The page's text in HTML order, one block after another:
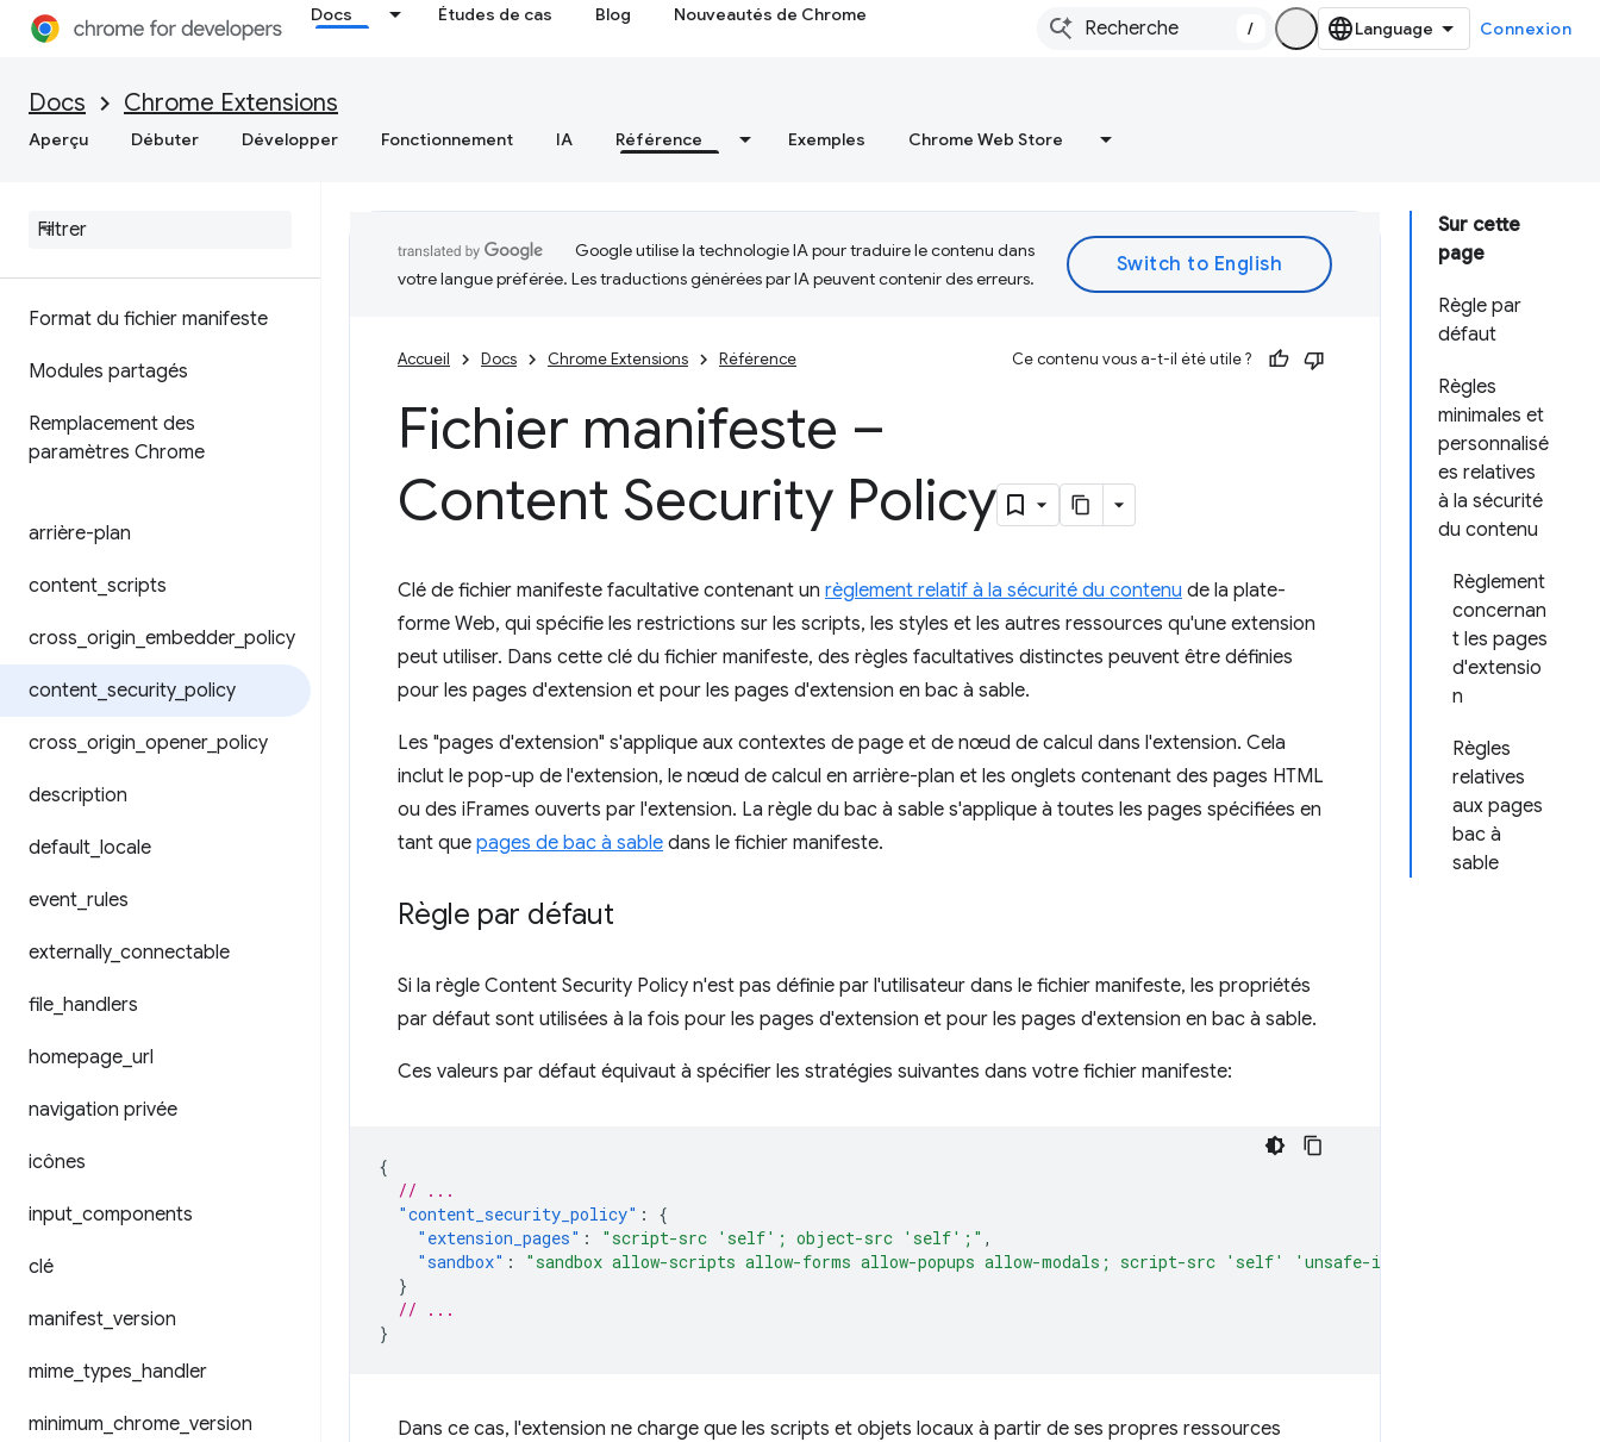
Docs Études de cas Blog Nouveautés de Chrome
/ Connexion
Docs Chrome Extensions
Aperçu Débuter Développer Fonctionnement IA Référence Exemples Chrome Web Store
Format du fichier manifeste
Modules partagés
Remplacement des
paramètres Chrome
arrière-plan
content scripts
cross origin embedder_ policy
content security_ policy
cross origin opener_ policy
description
default locale
event rules
externally_ connectable
file handlers
homepage url
navigation privée
icônes
input components
clé
manifest version
mime types handler
minimum chrome version
Sur cette
page
Règle par
défaut
Règles
minimales et
personnalisé
es relatives
à la sécurité
du contenu
Règlement
concernan
t les pages
d'extensio
n
Règles
relatives
aux pages
bac à
sable
Google utilise la technologie IA pour traduire le contenu dans
votre langue préférée. Les traductions générées par IA peuvent contenir des erreurs.
Accueil Docs Chrome Extensions Référence Ce contenu vous a-t-il été utile ?
Fichier manifeste –
Content Security Policy
Clé de fichier manifeste facultative contenant un règlement relatif à la sécurité du contenu de la plate-
forme Web, qui spécifie les restrictions sur les scripts, les styles et les autres ressources qu'une extension
peut utiliser. Dans cette clé du fichier manifeste, des règles facultatives distinctes peuvent être définies
pour les pages d'extension et pour les pages d'extension en bac à sable.
Les "pages d'extension" s'applique aux contextes de page et de nœud de calcul dans l'extension. Cela
inclut le pop-up de l'extension, le nœud de calcul en arrière-plan et les onglets contenant des pages HTML
ou des iFrames ouverts par l'extension. La règle du bac à sable s'applique à toutes les pages spécifiées en
tant que pages de bac à sable dans le fichier manifeste.
Règle par défaut
Si la règle Content Security Policy n'est pas définie par l'utilisateur dans le fichier manifeste, les propriétés
par défaut sont utilisées à la fois pour les pages d'extension et pour les pages d'extension en bac à sable.
Ces valeurs par défaut équivaut à spécifier les stratégies suivantes dans votre fichier manifeste:
{
// ...
"content_security_policy" :
{
"extension_pages" : "script-src 'self'; object-src 'self';" ,
"sandbox" :
"sandbox allow-scripts allow-forms allow-popups allow-modals; script-src 'self' 'unsafe-inline' 'unsafe-
}
// ...
}
Dans ce cas, l'extension ne charge que les scripts et objets locaux à partir de ses propres ressources